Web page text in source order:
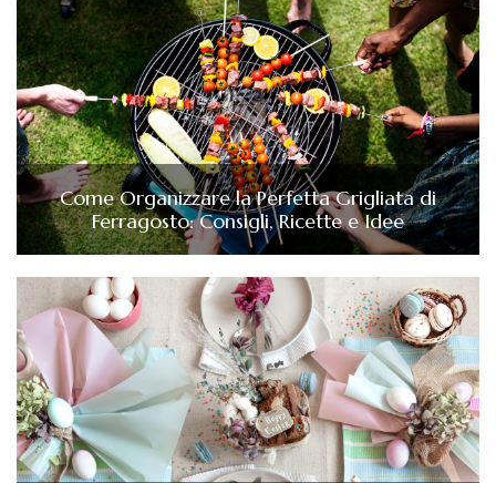
Come Organizzare la Perfetta Grigliata di
Ferragosto: Consigli, Ricette e Idee